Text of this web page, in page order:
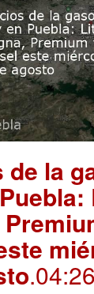
de la
.04:26